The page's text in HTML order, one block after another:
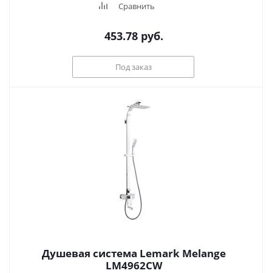
Сравнить
453.78 руб.
Под заказ
Душевая система Lemark Melange
LM4962CW